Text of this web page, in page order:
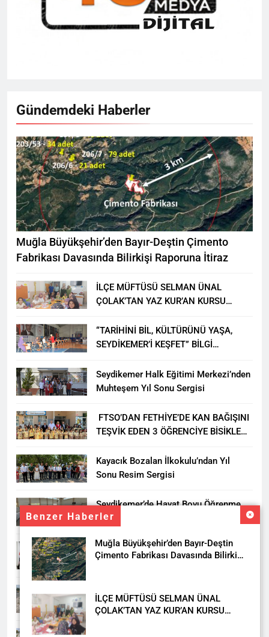
Benzer Haberler
Muğla Büyükşehir’den Bayır-Deştin
Çimento Fabrikası Davasında Bilirkişi
İLÇE MÜFTÜSÜ SELMAN ÜNAL
ÇOLAK’TAN YAZ KUR’AN KURSU
Gündemdeki Haberler
Muğla Büyükşehir’den Bayır-Deştin Çimento
Fabrikası Davasında Bilirkişi Raporuna İtiraz
İLÇE MÜFTÜSÜ SELMAN ÜNAL
ÇOLAK’TAN YAZ KUR’AN KURSU
“TARİHİNİ BİL, KÜLTÜRÜNÜ YAŞA,
SEYDİKEMER’İ KEŞFET” BİLGİ
Seydikemer Halk Eğitimi Merkezi’nden
Muhteşem Yıl Sonu Sergisi
FTSO’DAN FETHİYE’DE KAN BAĞIŞINI
TEŞVİK EDEN 3 ÖĞRENCİYE BİSİKLET
Kayacık Bozalan İlkokulu’ndan Yıl
Sonu Resim Sergisi
Seydikemer’de Hayat Boyu Öğrenme
Haftası Kadıköy Sergisiyle Başladı
DALAMAN KENT PARK PROJESİ İÇİN
BAŞKAN DURMUŞ’A YETKİ VERİLDİ
Seydikemer’de Akçay Deresi Tepkisi
Büyüyor: “Yetkililer Vatandaşın Sesini
Duysun”